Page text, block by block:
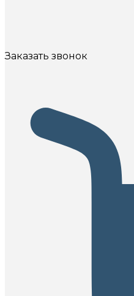
Заказать звонок